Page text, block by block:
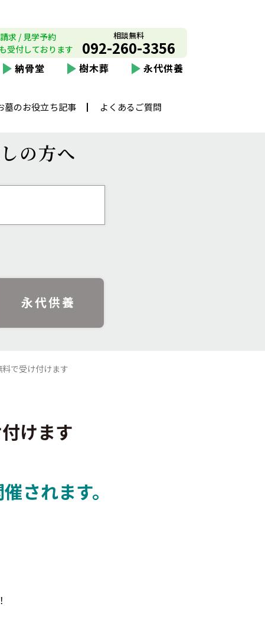
求 / 見学予約
受付しております
相談無料
092-260-3356
納骨堂 樹木葬 永代供養
墓のお役立ち記事 よくあるご質問
の方へ
永代供養
で受け付けます
けます
されます。